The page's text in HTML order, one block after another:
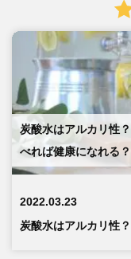
炭酸水はアルカリ性
べれば健康になれる？
2022.03.23